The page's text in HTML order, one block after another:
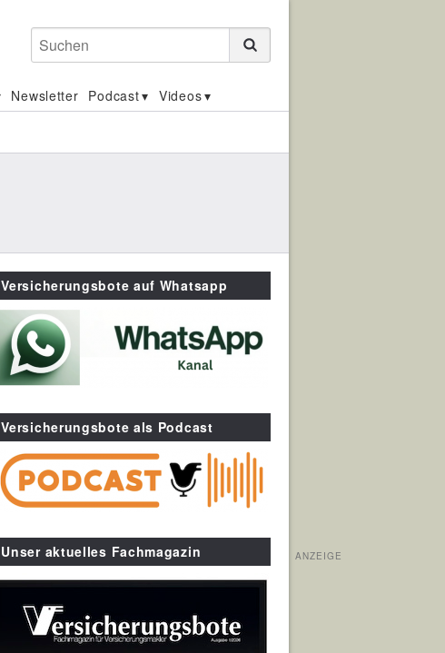
Suchen
Newsletter Podcast Videos
Versicherungsbote auf Whatsapp
Versicherungsbote als Podcast
Unser aktuelles Fachmagazin ANZEIGE